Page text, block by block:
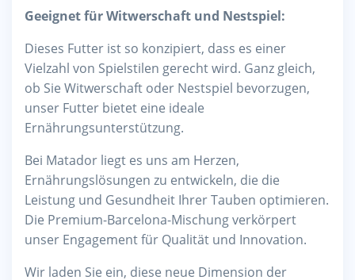
Geeignet für Witwerschaft und Nestspiel:
Dieses Futter ist so konzipiert, dass es einer
Vielzahl von Spielstilen gerecht wird. Ganz gleich,
ob Sie Witwerschaft oder Nestspiel bevorzugen,
unser Futter bietet eine ideale
Ernährungsunterstützung.
Bei Matador liegt es uns am Herzen,
Ernährungslösungen zu entwickeln, die die
Leistung und Gesundheit Ihrer Tauben optimieren.
Die Premium-Barcelona-Mischung verkörpert
unser Engagement für Qualität und Innovation.
Wir laden Sie ein, diese neue Dimension der